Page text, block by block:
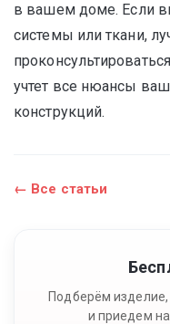
в вашем доме. Если
системы или ткани,
учтет все нюансы
конструкций.
← Все статьи
Подберём
и приедем